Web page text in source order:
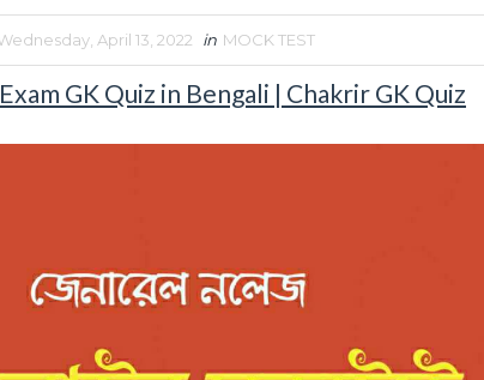
April 13, 2022 in MOCK TEST
GK Quiz in Bengali | Chakrir GK Quiz